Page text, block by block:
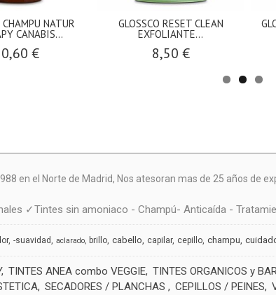
CHAMPU NATUR
CANABIS...
€
GLOSSCO RESET CLEAN
EXFOLIANTE...
8,50 €
en el Norte de Madrid, Nos atesoran mas de 25 años de
✓Tintes sin amoniaco - Champú- Anticaída -
-suavidad aclarado brillo cabello capilar cepillo champu
TINTES ANEA combo VEGGIE TINTES ORGANICOS y
SECADORES / PLANCHAS CEPILLOS / PEINES